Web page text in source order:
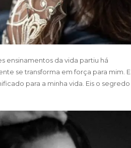
ensinamentos da vida partiu há
se transforma em força para mim. E
para a minha vida. Eis o segredo